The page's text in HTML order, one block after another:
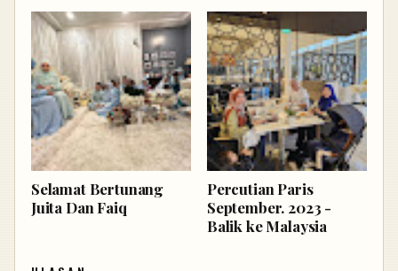
Selamat Bertunang
Juita Dan Faiq
Percutian Paris
September. 2023 -
Balik ke Malaysia